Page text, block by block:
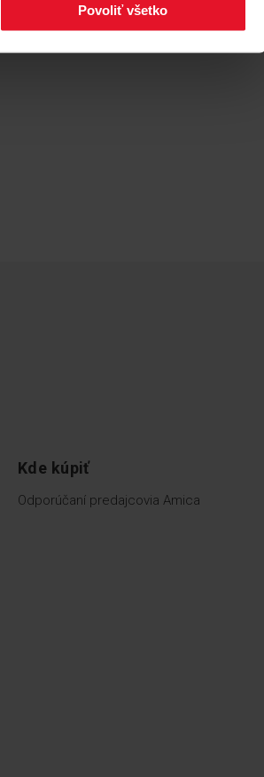
Povoliť všetko
Kde kúpiť
Odporúčaní predajcovia Amica